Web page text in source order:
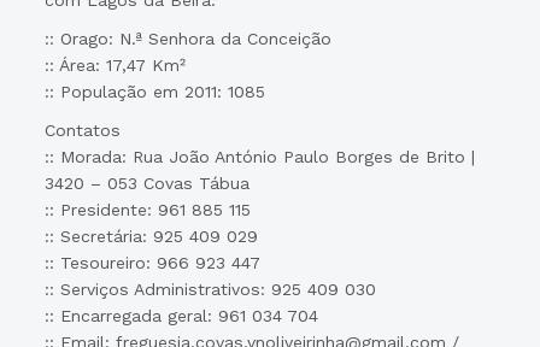
:: Orago: N.ª Senhora da Conceição
:: Área: 17,47 Km²
:: População em 2011: 1085
Contatos
:: Morada: Rua João António Paulo Borges de Brito |
3420 – 053 Covas Tábua
:: Presidente: 961 885 115
:: Secretária: 925 409 029
:: Tesoureiro: 966 923 447
:: Serviços Administrativos: 925 409 030
:: Encarregada geral: 961 034 704
:: Email: freguesia.covas.vnoliveirinha@gmail.com /